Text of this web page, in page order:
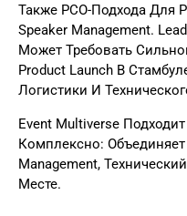
Также PCO-Подхода Для
Speaker Management.
Может Требовать
Product Launch В
Логистики И
Event Multiverse
Комплексно:
Management,
Месте.